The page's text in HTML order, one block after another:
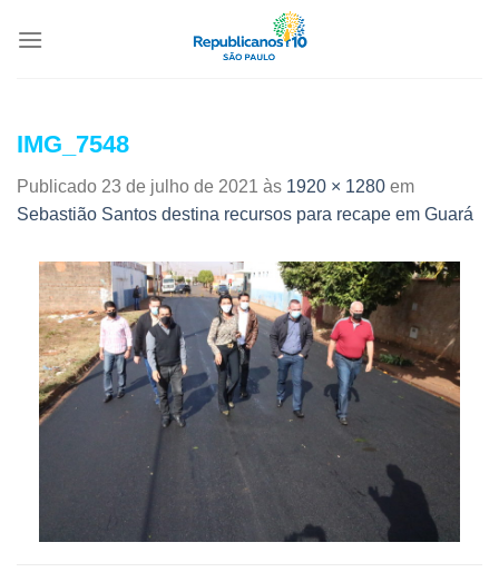
IMG_7548
Publicado 23 de julho de 2021 às 1920 × 1280 em
Sebastião Santos destina recursos para recape em Guará